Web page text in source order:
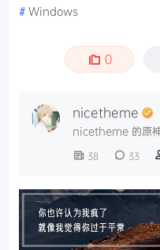
# Windows
0
nicetheme
nicetheme 的原
38 33